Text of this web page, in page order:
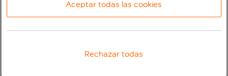
Aceptar todas las cookies
Rechazar todas